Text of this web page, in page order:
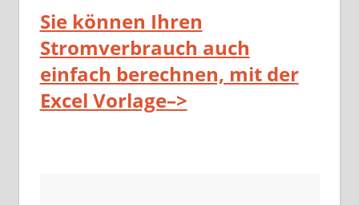
Sie können Ihren
Stromverbrauch auch
einfach berechnen, mit der
Excel Vorlage–>